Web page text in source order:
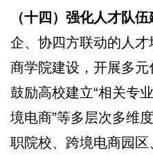
（十四）强化人才队
企、协四方联动的人
商学院建设，开展多元
鼓励高校建立“相关专
境电商”等多层次多维
职院校、跨境电商园